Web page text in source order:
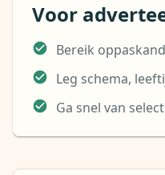
Voor
Bereik
Leg schema,
Ga snel van